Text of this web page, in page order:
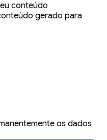
conteúdo
gerado para
os dados